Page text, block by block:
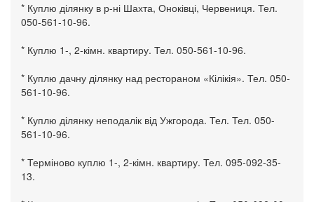
* Куплю ділянку в р-ні Шахта, Оноківці, Червениця. Тел.
050-561-10-96.
* Куплю 1-, 2-кімн. квартиру. Тел. 050-561-10-96.
* Куплю дачну ділянку над рестораном «Кілікія». Тел. 050-
561-10-96.
* Куплю ділянку неподалік від Ужгорода. Тел. Тел. 050-
561-10-96.
* Терміново куплю 1-, 2-кімн. квартиру. Тел. 095-092-35-
13.